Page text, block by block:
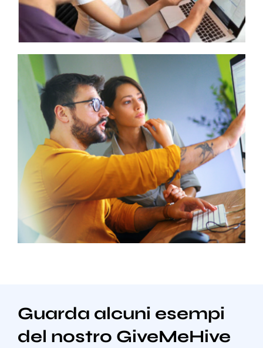
Guarda alcuni esempi
del nostro GiveMeHive